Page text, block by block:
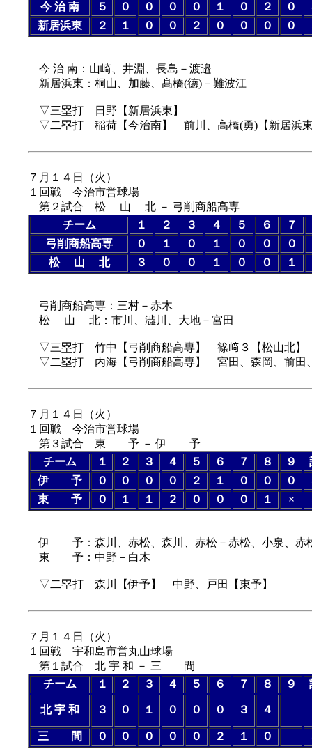
今 治 南
５ ０ ０ ０ ０ １ ０ ２ ０
新居浜東
２ １ ０ ０ ２ ０ ０ ０ ０
今 治 南：山崎、井淵、長島－渡邉
新居浜東：桐山、加藤、髙橋(德)－難波江
▽三塁打 日野【新居浜東】
▽二塁打 稲荷【今治南】 前川、高橋(勇)【新居浜
７月１４日（火 ）
１回戦 今治市営球場
第２試合 松 山 北 － 弓削商船高専
チーム
１ ２ ３ ４ ５ ６ ７
弓削商船高専
０ １ ０ １ ０ ０ ０
松 山 北
３ ０ ０ １ ０ ０ １
弓削商船高専：三村－赤木
松 山 北：市川、澁川、大地－宮田
▽三塁打 竹中【弓削商船高専】 篠﨑３【松山北】
▽二塁打 内海【弓削商船高専】 宮田、森岡、前田
７月１４日（火 ）
１回戦 今治市営球場
第３試合 東 予 － 伊 予
チーム
１ ２ ３ ４ ５ ６ ７ ８ ９
伊 予
０ ０ ０ ０ ２ １ ０ ０ ０
東 予
０ １ １ ２ ０ ０ ０ １ ×
伊 予：森川、赤松、森川、赤松－赤松、小泉、赤
東 予：中野－白木
▽二塁打 森川【伊予】 中野、戸田【東予】
７月１４日（火 ）
１回戦 宇和島市営丸山球場
第１試合 北 宇 和 － 三 間
チーム
１ ２ ３ ４ ５ ６ ７ ８ ９
北 宇 和 ３ ０ １ ０ ０ ０ ３ ４
三 間
０ ０ ０ ０ ０ ２ １ ０